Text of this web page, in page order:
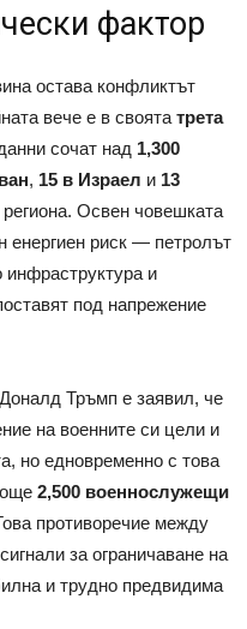
фактор
остава конфликтът
вече е в своята трета
сочат над 1,300
, 15 в Израел и 13
региона. Освен човешката
енергиен риск — петролът
инфраструктура и
под напрежение
Тръмп е заявил, че
на военните си цели и
но едновременно с това
2,500 военнослужещи
противоречие между
за ограничаване на
и трудно предвидима